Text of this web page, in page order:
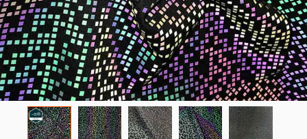
CHINASTARS Hakkında
Yeni ürün
Sertifika
Katalog
Video